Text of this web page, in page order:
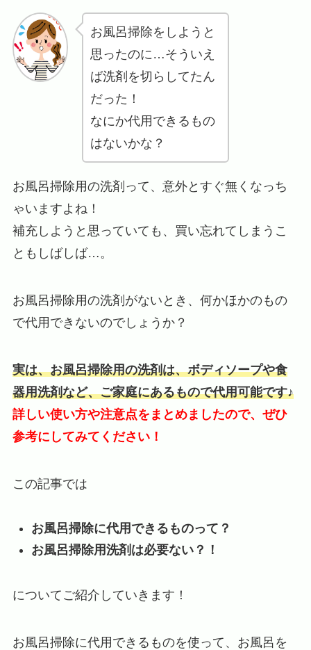
お風呂掃除をしようと
思ったのに…そういえ
ば洗剤を切らしてたん
だった！
なにか代用できるもの
はないかな？
お風呂掃除用の洗剤って、意外とすぐ無くなっち
ゃいますよね！
補充しようと思っていても、買い忘れてしまうこ
ともしばしば…。
お風呂掃除用の洗剤がないとき、何かほかのもの
で代用できないのでしょうか？
実は、お風呂掃除用の洗剤は、ボディソープや食
器用洗剤など、ご家庭にあるもので代用可能です♪
詳しい使い方や注意点をまとめましたので、ぜひ
参考にしてみてください！
この記事では
お風呂掃除に代用できるものって？
お風呂掃除用洗剤は必要ない？！
についてご紹介していきます！
お風呂掃除に代用できるものを使って、お風呂を